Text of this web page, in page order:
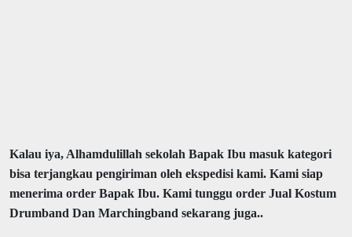
Kalau iya, Alhamdulillah sekolah Bapak Ibu masuk kategori
bisa terjangkau pengiriman oleh ekspedisi kami. Kami siap
menerima order Bapak Ibu. Kami tunggu order Jual Kostum
Drumband Dan Marchingband sekarang juga..